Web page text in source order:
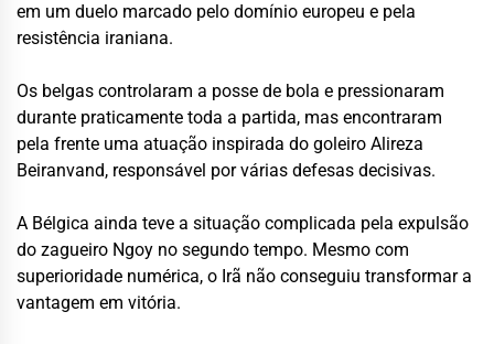
em um duelo marcado pelo domínio europeu e pela
resistência iraniana.
Os belgas controlaram a posse de bola e pressionaram
durante praticamente toda a partida, mas encontraram
pela frente uma atuação inspirada do goleiro Alireza
Beiranvand, responsável por várias defesas decisivas.
A Bélgica ainda teve a situação complicada pela expulsão
do zagueiro Ngoy no segundo tempo. Mesmo com
superioridade numérica, o Irã não conseguiu transformar a
vantagem em vitória.